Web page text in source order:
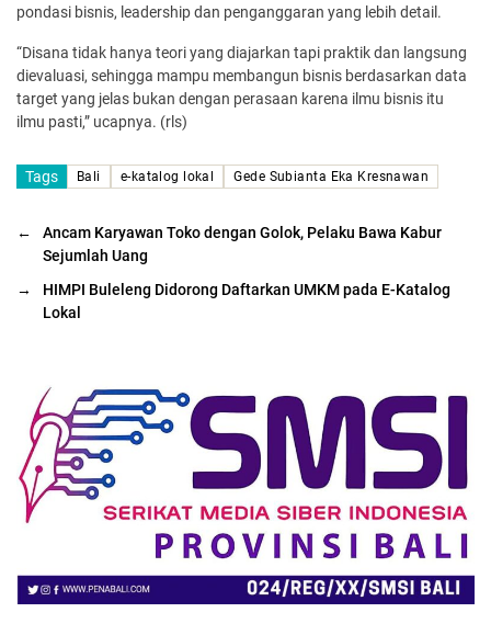
pondasi bisnis, leadership dan penganggaran yang lebih detail.
“Disana tidak hanya teori yang diajarkan tapi praktik dan langsung
dievaluasi, sehingga mampu membangun bisnis berdasarkan data
target yang jelas bukan dengan perasaan karena ilmu bisnis itu
ilmu pasti,” ucapnya. (rls)
Tags Bali e-katalog lokal Gede Subianta Eka Kresnawan
←
Ancam Karyawan Toko dengan Golok, Pelaku Bawa Kabur
Sejumlah Uang
→
HIMPI Buleleng Didorong Daftarkan UMKM pada E-Katalog
Lokal